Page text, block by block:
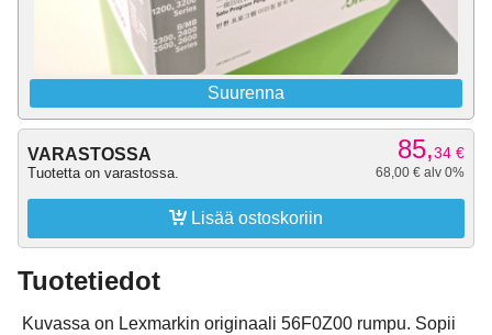
Suurenna
VARASTOSSA
Tuotetta on varastossa.
85,34 €
68,00 € alv 0%
 Lisää ostoskoriin
Tuotetiedot
Kuvassa on Lexmarkin originaali 56F0Z00 rumpu. Sopii